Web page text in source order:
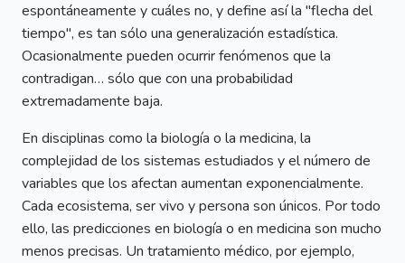
espontáneamente y cuáles no, y define así la "flecha del
tiempo", es tan sólo una generalización estadística.
Ocasionalmente pueden ocurrir fenómenos que la
contradigan… sólo que con una probabilidad
extremadamente baja.
En disciplinas como la biología o la medicina, la
complejidad de los sistemas estudiados y el número de
variables que los afectan aumentan exponencialmente.
Cada ecosistema, ser vivo y persona son únicos. Por todo
ello, las predicciones en biología o en medicina son mucho
menos precisas. Un tratamiento médico, por ejemplo,